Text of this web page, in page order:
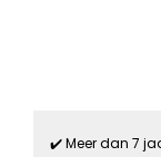
✔️ Meer dan 7